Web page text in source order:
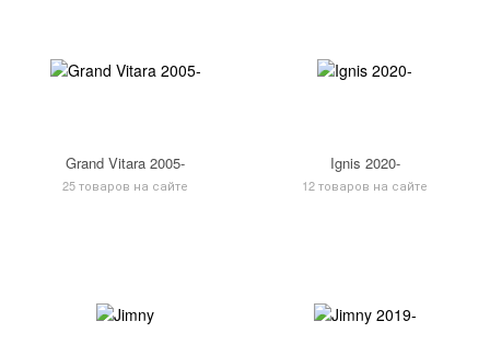
Grand Vitara 2005-
25 товаров на сайте
Ignis 2020-
12 товаров на сайте